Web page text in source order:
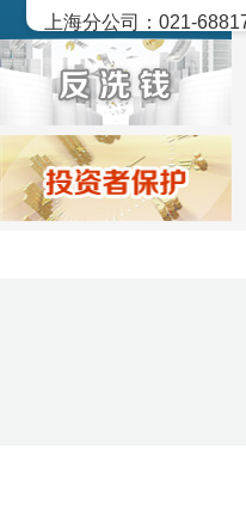
宏观金融数据图解
上海分公司：021-
68817209
北京营业部：010-
广州营业部：020-
28129902
青岛营业部：0532-
0532-83101962